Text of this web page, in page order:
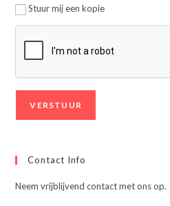
Stuur mij een kopie
Contact Info
Neem vrijblijvend contact met ons op.